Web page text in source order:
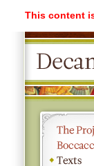
This content